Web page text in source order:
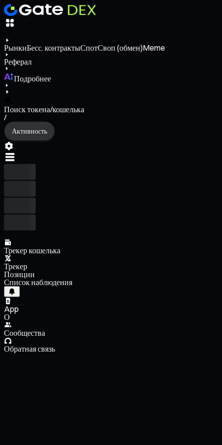
РынкиБесс. контрактыСпотСвоп (обмен)Meme
Реферал
Подробнее
Поиск токена/кошелька
/
Активность
Трекер кошелька
Трекер
Позиции
Список наблюдения
App
О
Сообщества
Обратная связь